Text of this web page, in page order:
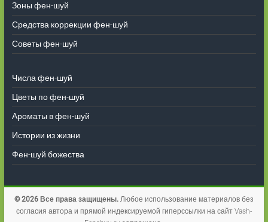
Зоны фен-шуй
Средства коррекции фен-шуй
Советы фен-шуй
Числа фен-шуй
Цветы по фен-шуй
Ароматы в фен-шуй
Истории из жизни
Фен-шуй божества
© 2026 Все права защищены. Любое использование материалов без
согласия автора и прямой индексируемой гиперссылки на сайт Vash-